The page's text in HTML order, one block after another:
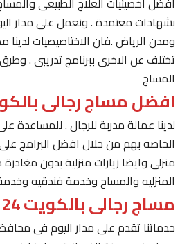
بشهادات معتمدة . ونعمل على مدار
ومدن الرياض .فان الاختاصيصيات لدينا
تختلف عن الاخرى ببرنامج تدريبى . وطرق
المساج
افضل مساج رجالى
لدينا عمالة مدربة للرجال . للمساعدة على
الخاصه بهم من خلال افضل البرامج على
منزلى وايضا زيارات منزلية بدون مغادرة
المنزليه والمساج وخدمة فندقيه وخدمة vip
مساج رجالى بالكويت 24 ساعة
خدماتنا تقدم على مدار اليوم فى